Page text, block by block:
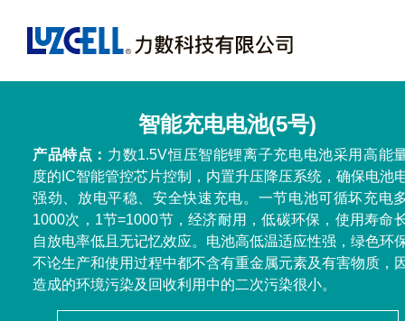
智能充电电池(5号)
产品特点： 力数1.5V恒压智能锂离子充电电池采用高能
度的IC智能管控芯片控制，内置升压降压系统，确保电池
强劲、放电平稳、安全快速充电。一节电池可循坏充电
1000次，1节=1000节，经济耐用，低碳环保，使用寿命
自放电率低且无记忆效应。电池高低温适应性强，绿色环
不论生产和使用过程中都不含有重金属元素及有害物质，
造成的环境污染及回收利用中的二次污染很小。